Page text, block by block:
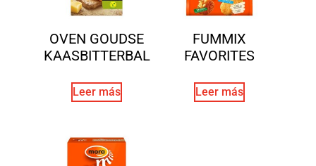
OVEN GOUDSE
KAASBITTERBAL
Leer más
FUMMIX
FAVORITES
Leer más